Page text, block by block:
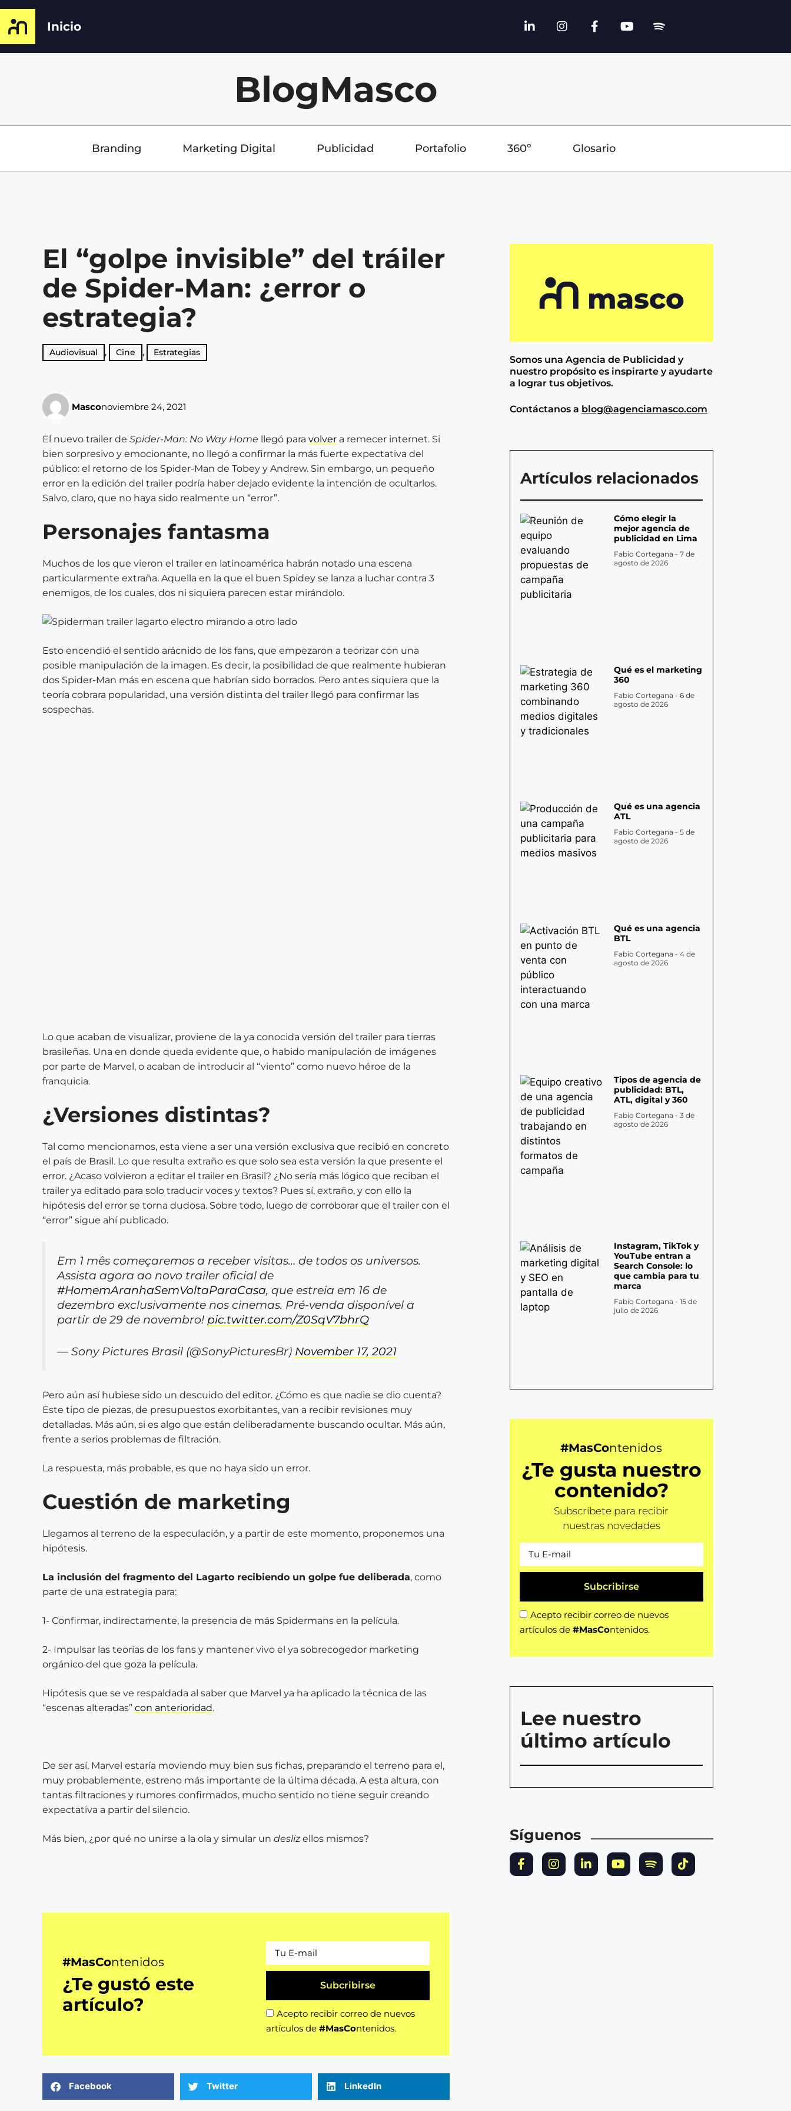
Inicio
BlogMasco
Branding Marketing Digital Publicidad Portafolio 360º Glosario
El “golpe invisible” del tráiler
de Spider-Man: ¿error o
estrategia?
Audiovisual , Cine , Estrategias
Masconoviembre 24, 2021
El nuevo trailer de Spider-Man: No Way Home llegó para volver a remecer internet. Si
bien sorpresivo y emocionante, no llegó a confirmar la más fuerte expectativa del
público: el retorno de los Spider-Man de Tobey y Andrew. Sin embargo, un pequeño
error en la edición del trailer podría haber dejado evidente la intención de ocultarlos.
Salvo, claro, que no haya sido realmente un “error”.
Personajes fantasma
Muchos de los que vieron el trailer en latinoamérica habrán notado una escena
particularmente extraña. Aquella en la que el buen Spidey se lanza a luchar contra 3
enemigos, de los cuales, dos ni siquiera parecen estar mirándolo.
Esto encendió el sentido arácnido de los fans, que empezaron a teorizar con una
posible manipulación de la imagen. Es decir, la posibilidad de que realmente hubieran
dos Spider-Man más en escena que habrían sido borrados. Pero antes siquiera que la
teoría cobrara popularidad, una versión distinta del trailer llegó para confirmar las
sospechas.
Lo que acaban de visualizar, proviene de la ya conocida versión del trailer para tierras
brasileñas. Una en donde queda evidente que, o habido manipulación de imágenes
por parte de Marvel, o acaban de introducir al “viento” como nuevo héroe de la
franquicia.
¿Versiones distintas?
Tal como mencionamos, esta viene a ser una versión exclusiva que recibió en concreto
el país de Brasil. Lo que resulta extraño es que solo sea esta versión la que presente el
error. ¿Acaso volvieron a editar el trailer en Brasil? ¿No sería más lógico que reciban el
trailer ya editado para solo traducir voces y textos? Pues sí, extraño, y con ello la
hipótesis del error se torna dudosa. Sobre todo, luego de corroborar que el trailer con el
“error” sigue ahí publicado.
Em 1 mês começaremos a receber visitas… de todos os universos.
Assista agora ao novo trailer oficial de
#HomemAranhaSemVoltaParaCasa, que estreia em 16 de
dezembro exclusivamente nos cinemas. Pré-venda disponível a
partir de 29 de novembro! pic.twitter.com/Z0SqV7bhrQ
— Sony Pictures Brasil (@SonyPicturesBr) November 17, 2021
Pero aún así hubiese sido un descuido del editor. ¿Cómo es que nadie se dio cuenta?
Este tipo de piezas, de presupuestos exorbitantes, van a recibir revisiones muy
detalladas. Más aún, si es algo que están deliberadamente buscando ocultar. Más aún,
frente a serios problemas de filtración.
La respuesta, más probable, es que no haya sido un error.
Cuestión de marketing
Llegamos al terreno de la especulación, y a partir de este momento, proponemos una
hipótesis.
La inclusión del fragmento del Lagarto recibiendo un golpe fue deliberada, como
parte de una estrategia para:
1- Confirmar, indirectamente, la presencia de más Spidermans en la película.
2- Impulsar las teorías de los fans y mantener vivo el ya sobrecogedor marketing
orgánico del que goza la película.
Hipótesis que se ve respaldada al saber que Marvel ya ha aplicado la técnica de las
“escenas alteradas” con anterioridad.
De ser así, Marvel estaría moviendo muy bien sus fichas, preparando el terreno para el,
muy probablemente, estreno más importante de la última década. A esta altura, con
tantas filtraciones y rumores confirmados, mucho sentido no tiene seguir creando
expectativa a partir del silencio.
Más bien, ¿por qué no unirse a la ola y simular un desliz ellos mismos?
#MasContenidos
¿Te gustó este
artículo?
Acepto recibir correo de nuevos
artículos de #MasContenidos.
Subcribirse
Facebook Twitter LinkedIn
Somos una Agencia de Publicidad y
nuestro propósito es inspirarte y ayudarte
a lograr tus objetivos.
Contáctanos a blog@agenciamasco.com
Artículos relacionados
Cómo elegir la
mejor agencia de
publicidad en Lima
Fabio Cortegana 7 de
agosto de 2026
Qué es el marketing
360
Fabio Cortegana 6 de
agosto de 2026
Qué es una agencia
ATL
Fabio Cortegana 5 de
agosto de 2026
Qué es una agencia
BTL
Fabio Cortegana 4 de
agosto de 2026
Tipos de agencia de
publicidad: BTL,
ATL, digital y 360
Fabio Cortegana 3 de
agosto de 2026
Instagram, TikTok y
YouTube entran a
Search Console: lo
que cambia para tu
marca
Fabio Cortegana 15 de
julio de 2026
#MasContenidos
¿Te gusta nuestro
contenido?
Subscríbete para recibir
nuestras novedades
Acepto recibir correo de nuevos
artículos de #MasContenidos.
Subcribirse
Lee nuestro
último artículo
Síguenos